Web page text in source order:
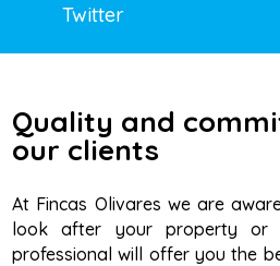
Twitter
Quality and
our clients
At Fincas Olivares we are
look after your property or
professional will offer you the